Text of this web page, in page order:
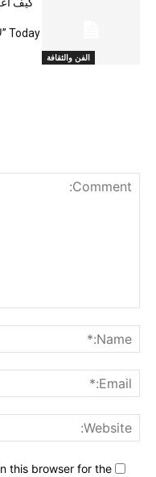
الفن والثقافة
كيف
this browser for the